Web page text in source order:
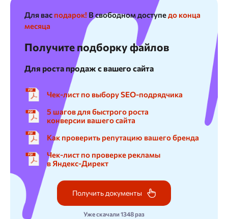
Для вас подарок! В свободном доступедо конца
месяца
Получите подборку файлов
Для роста продаж с вашего сайта
Чек-лист по выбору SEO-подрядчика
5 шагов для быстрого роста
конверсии вашего сайта
Как проверить репутацию вашего бренда
Чек-лист по проверке рекламы
в Яндекс-Директ
Получить документы
Уже скачали 1348 раз